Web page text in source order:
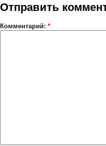
Отправить
Комментарий: *